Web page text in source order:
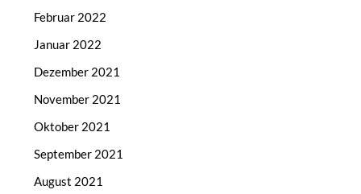
Februar 2022
Januar 2022
Dezember 2021
November 2021
Oktober 2021
September 2021
August 2021